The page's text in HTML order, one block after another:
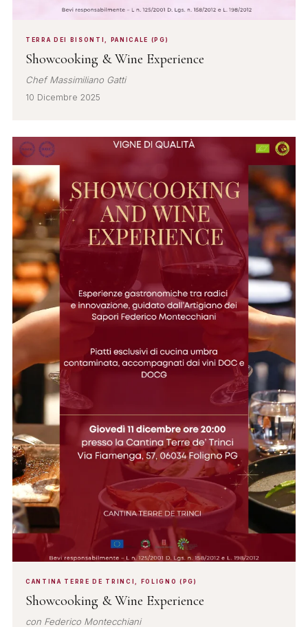
TERRA DEI BISONTI, PANICALE (PG)
Showcooking & Wine Experience
Chef Massimiliano Gatti
10 Dicembre 2025
CANTINA TERRE DE TRINCI, FOLIGNO (PG)
Showcooking & Wine Experience
con Federico Montecchiani